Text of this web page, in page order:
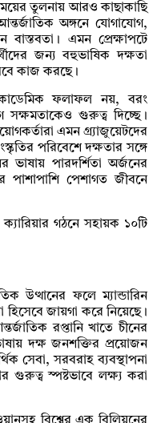
তুলনায় আরও কাছাকাছি
অঙ্গনে যোগাযোগ,
বাস্তবতা। এমন প্রেক্ষাপটে
জন্য বহুভাষিক দক্ষতা
কাজ করছে।
ফলাফল নয়, বরং
সক্ষমতাকেও গুরুত্ব দিচ্ছে।
এমন গ্র্যাজুয়েটদের
পরিবেশে দক্ষতার সঙ্গে
ভাষায় পারদর্শিতা অর্জনের
পাশাপাশি পেশাগত জীবনে
গঠনে সহায়ক ১০টি
উত্থানের ফলে ম্যান্ডারিন
হিসেবে জায়গা করে নিয়েছে।
রপ্তানি খাতে চীনের
দক্ষ জনশক্তির প্রয়োজন
সেবা, সরবরাহ ব্যবস্থাপনা
গুরুত্ব স্পষ্টভাবে লক্ষ্য করা
বিশ্বের এক বিলিয়নের